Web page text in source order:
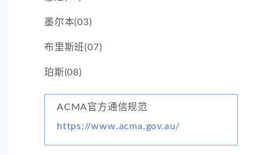
墨尔本(03)
布里斯班(07)
珀斯(08)
ACMA官方通信规范
https://www.acma.gov.au/